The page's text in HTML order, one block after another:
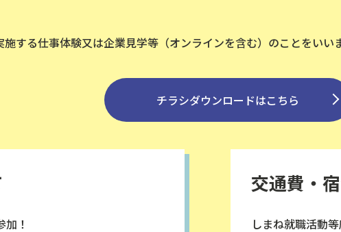
する仕事体験又は企業見学等（オンラインを含む）のことをいいま
チラシダウンロードはこちら
！
交通費・
しまね就職活動